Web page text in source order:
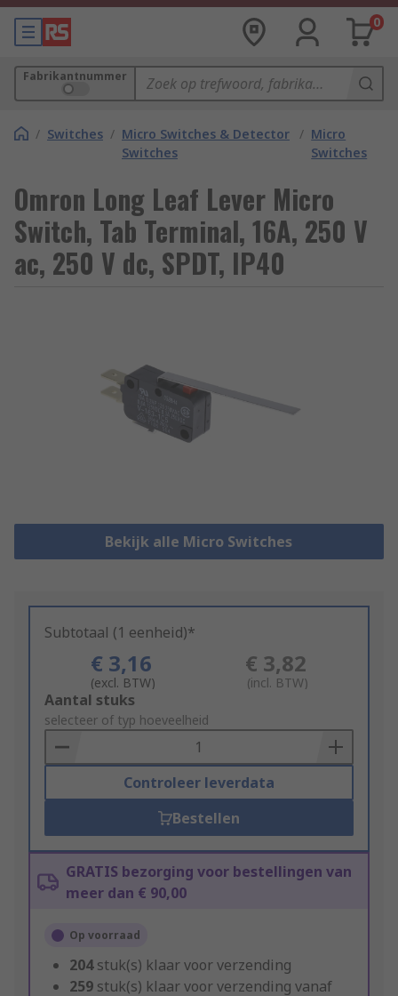
0
Fabrikantnummer
/ Switches / Micro Switches & Detector
Switches
/ Micro
Switches
Omron Long Leaf Lever Micro
Switch, Tab Terminal, 16A, 250 V
ac, 250 V dc, SPDT, IP40
Bekijk alle Micro Switches
Subtotaal (1 eenheid)*
€ 3,16
(excl. BTW)
€ 3,82
(incl. BTW)
Add
to
Basket
Aantal stuks
selecteer of typ hoeveelheid
Controleer leverdata
Bestellen
GRATIS bezorging voor bestellingen van
meer dan € 90,00
Op voorraad
204stuk(s) klaar voor verzending
259 stuk(s) klaar voor verzending vanaf